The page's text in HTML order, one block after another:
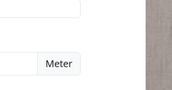
Meter